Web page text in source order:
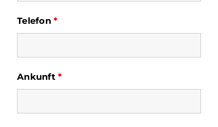
Telefon*
Ankunft*